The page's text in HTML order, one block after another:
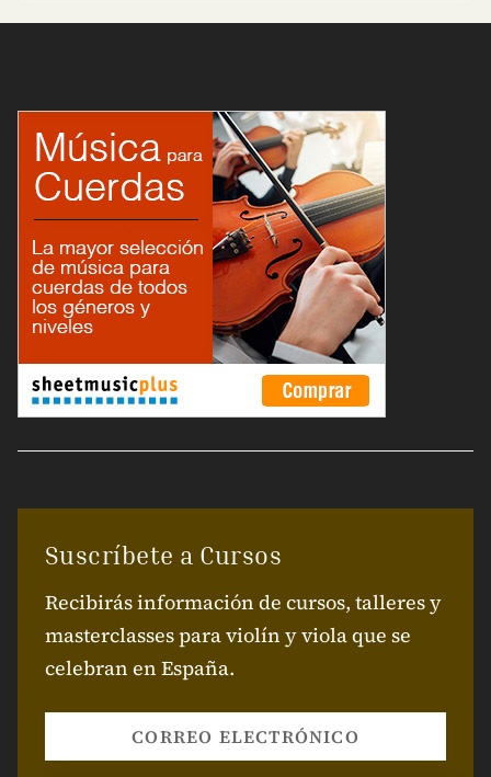
Suscríbete a Cursos
Recibirás información de cursos, talleres y
masterclasses para violín y viola que se
celebran en España.